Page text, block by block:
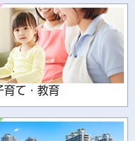
育て・教育